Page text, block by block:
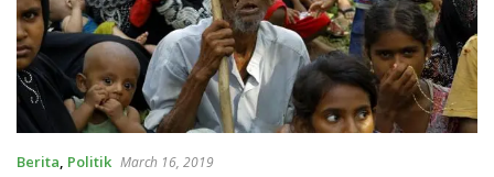
Berita, Politik March 16, 2019